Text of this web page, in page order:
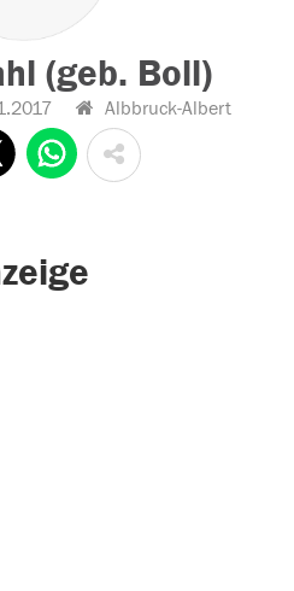
(geb. Boll)
Albbruck-Albert